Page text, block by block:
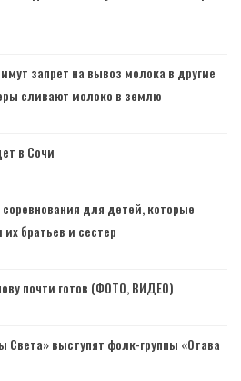
запрет на вывоз молока в другие
сливают молоко в землю
в Сочи
для детей, которые
братьев и сестер
почти готов (ФОТО, ВИДЕО)
Света» выступят фолк-группы «Отава